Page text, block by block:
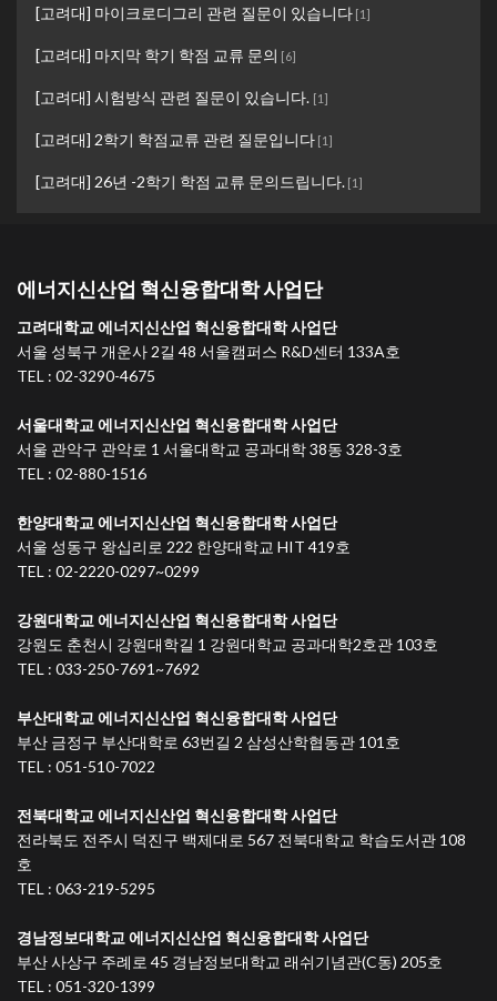
[고려대] 마이크로디그리 관련 질문이 있습니다 [1]
[고려대] 마지막 학기 학점 교류 문의 [6]
[고려대] 시험방식 관련 질문이 있습니다. [1]
[고려대] 2학기 학점교류 관련 질문입니다 [1]
[고려대] 26년 -2학기 학점 교류 문의드립니다. [1]
에너지신산업 혁신융합대학 사업단
고려대학교 에너지신산업 혁신융합대학 사업단
서울 성북구 개운사 2길 48 서울캠퍼스 R&D센터 133A호
TEL : 02-3290-4675
서울대학교 에너지신산업 혁신융합대학 사업단
서울 관악구 관악로 1 서울대학교 공과대학 38동 328-3호
TEL : 02-880-1516
한양대학교 에너지신산업 혁신융합대학 사업단
서울 성동구 왕십리로 222 한양대학교 HIT 419호
TEL : 02-2220-0297~0299
강원대학교 에너지신산업 혁신융합대학 사업단
강원도 춘천시 강원대학길 1 강원대학교 공과대학2호관 103호
TEL : 033-250-7691~7692
부산대학교 에너지신산업 혁신융합대학 사업단
부산 금정구 부산대학로 63번길 2 삼성산학협동관 101호
TEL : 051-510-7022
전북대학교 에너지신산업 혁신융합대학 사업단
전라북도 전주시 덕진구 백제대로 567 전북대학교 학습도서관 108
호
TEL : 063-219-5295
경남정보대학교 에너지신산업 혁신융합대학 사업단
부산 사상구 주례로 45 경남정보대학교 래쉬기념관(C동) 205호
TEL : 051-320-1399